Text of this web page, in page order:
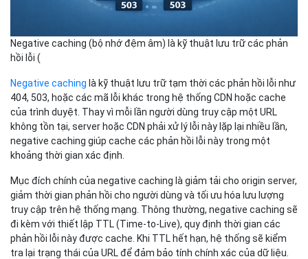
Negative caching (bộ nhớ đệm âm) là kỹ thuật lưu trữ các phản
hồi lỗi (
Negative caching là kỹ thuật lưu trữ tạm thời các phản hồi lỗi như
404, 503, hoặc các mã lỗi khác trong hệ thống CDN hoặc cache
của trình duyệt. Thay vì mỗi lần người dùng truy cập một URL
không tồn tại, server hoặc CDN phải xử lý lỗi này lặp lại nhiều lần,
negative caching giúp cache các phản hồi lỗi này trong một
khoảng thời gian xác định.
Mục đích chính của negative caching là giảm tải cho origin server,
giảm thời gian phản hồi cho người dùng và tối ưu hóa lưu lượng
truy cập trên hệ thống mạng. Thông thường, negative caching sẽ
đi kèm với thiết lập TTL (Time-to-Live), quy định thời gian các
phản hồi lỗi này được cache. Khi TTL hết hạn, hệ thống sẽ kiểm
tra lại trạng thái của URL để đảm bảo tính chính xác của dữ liệu.